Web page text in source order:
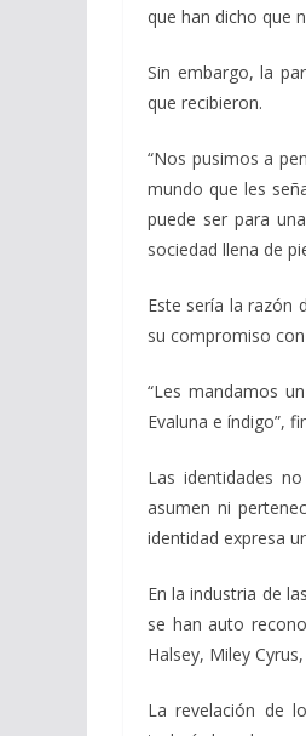
que han dicho que
Sin embargo, la
que recibieron.
“Nos pusimos a
mundo que les
puede ser para
sociedad llena de
Este sería la razón
su compromiso
“Les mandamos
Evaluna e índigo”,
Las identidades
asumen ni
identidad expresa
En la industria de
se han auto
Halsey, Miley
La revelación de